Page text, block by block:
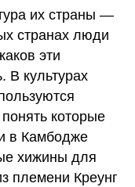
их страны —
странах люди
эти
В культурах
которые
в Камбодже
хижины для
племени Креунг